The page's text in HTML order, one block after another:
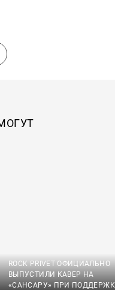
ROCK PRIVET ОФИЦИАЛЬНО
ВЫПУСТИЛИ КАВЕР НА
«САНСАРУ» ПРИ